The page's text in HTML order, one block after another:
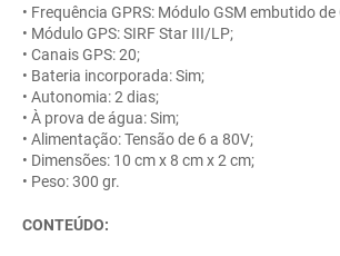
• Frequência GPRS: Módulo GSM embutido
• Módulo GPS: SIRF Star III/LP;
• Canais GPS: 20;
• Bateria incorporada: Sim;
• Autonomia: 2 dias;
• À prova de água: Sim;
• Alimentação: Tensão de 6 a 80V;
• Dimensões: 10 cm x 8 cm x 2 cm;
• Peso: 300 gr.
CONTEÚDO: